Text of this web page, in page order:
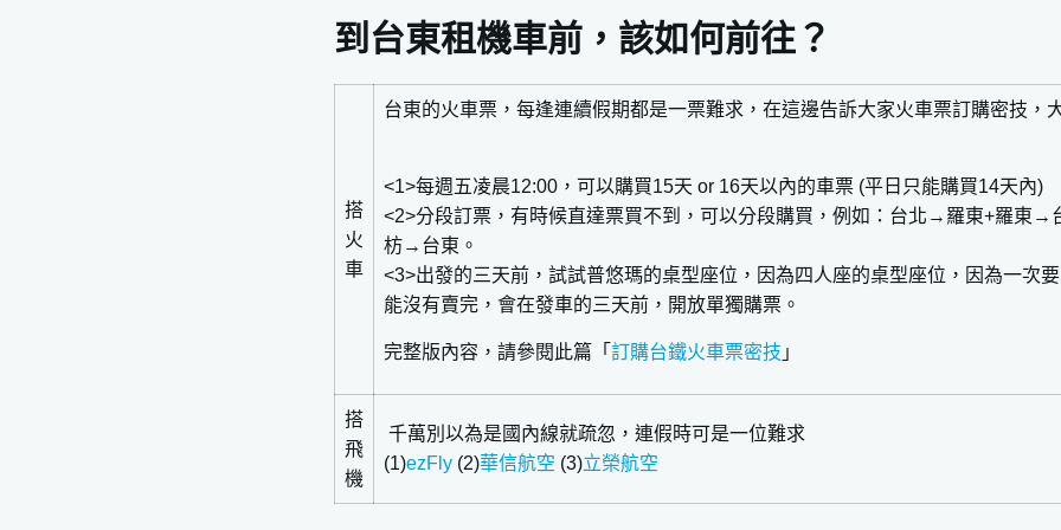
到台東租機車前，該如何前往？
搭
火
車
台東的火車票，每逢連續假期都是一票難求，在這邊告訴大家火車票訂購密技，
<1>每週五凌晨12:00，可以購買15天 or 16天以內的車票 (平日只能購買14天內)
<2>分段訂票，有時候直達票買不到，可以分段購買，例如：台北→羅東+羅東
枋→台東。
<3>出發的三天前，試試普悠瑪的桌型座位，因為四人座的桌型座位，因為一次
能沒有賣完，會在發車的三天前，開放單獨購票。
完整版內容，請參閱此篇「 訂購台鐵火車票密技 」
搭
飛
機
千萬別以為是國內線就疏忽，連假時可是一位難求
(1)ezFly (2)華信航空 (3)立榮航空